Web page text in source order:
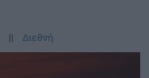
|| Διεθνή